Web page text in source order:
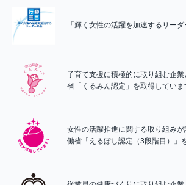
「輝く女性の活躍を加速するリー
子育て支援に積極的に取り組む企
省「くるみん認定」を取得していま
女性の活躍推進に関する取り組み
働省「えるぼし認定（3段階目）」